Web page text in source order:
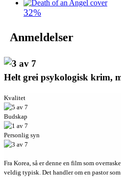
32%
Anmeldelser
Helt grei psykologisk krim,
Kvalitet
Budskap
Personlig syn
Fra Korea, så er denne en film som
veldig typisk. Det handler om en pastor